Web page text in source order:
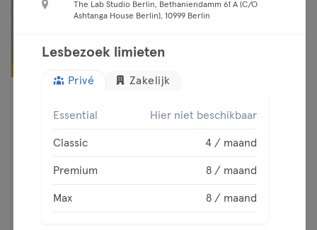
Premium
Pilates
Holmes Place Boutique
The Lab Studio Berlin, Bethaniendamm 61 A (C/O
Ashtanga House Berlin), 10999 Berlin
Lesbezoek limieten
Privé Zakelijk
Essential Hier niet beschikbaar
Classic 4 / maand
Premium 8 / maand
Max 8 / maand